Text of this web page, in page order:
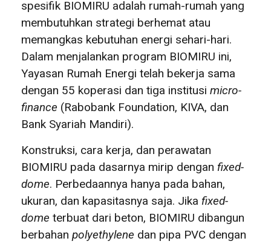
spesifik BIOMIRU adalah rumah-rumah yang
membutuhkan strategi berhemat atau
memangkas kebutuhan energi sehari-hari.
Dalam menjalankan program BIOMIRU ini,
Yayasan Rumah Energi telah bekerja sama
dengan 55 koperasi dan tiga institusi micro-
finance (Rabobank Foundation, KIVA, dan
Bank Syariah Mandiri).
Konstruksi, cara kerja, dan perawatan
BIOMIRU pada dasarnya mirip dengan fixed-
dome. Perbedaannya hanya pada bahan,
ukuran, dan kapasitasnya saja. Jika fixed-
dome terbuat dari beton, BIOMIRU dibangun
berbahan polyethylene dan pipa PVC dengan